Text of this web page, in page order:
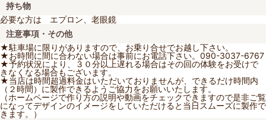
持ち物
必要な方は エプロン、老眼鏡
注意事項・その他
★駐車場に限りがありますので、お乗り合せでお越し下さい。
★お時間に間に合わない場合は事前にお電話下さい。090-3037-6767
★予約状況により、３０分以上遅れる場合はその回の体験をお受けで
きなくなる場合もございます。
★当店は時間超過料金はいただいておりませんが、できるだけ時間内
（２時間）に製作できるようご協力をお願いいたします。
（ホームページで作り方の説明や動画をチェックできますので是非ご覧
になってデザインのイメージをしていただけると当日スムーズに製作で
きます。）